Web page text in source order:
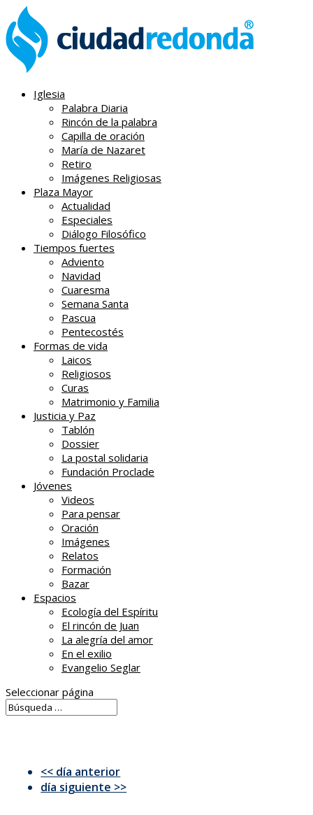
Iglesia
Palabra Diaria
Rincón de la palabra
Capilla de oración
María de Nazaret
Retiro
Imágenes Religiosas
Plaza Mayor
Actualidad
Especiales
Diálogo Filosófico
Tiempos fuertes
Adviento
Navidad
Cuaresma
Semana Santa
Pascua
Pentecostés
Formas de vida
Laicos
Religiosos
Curas
Matrimonio y Familia
Justicia y Paz
Tablón
Dossier
La postal solidaria
Fundación Proclade
Jóvenes
Videos
Para pensar
Oración
Imágenes
Relatos
Formación
Bazar
Espacios
Ecología del Espíritu
El rincón de Juan
La alegría del amor
En el exilio
Evangelio Seglar
Seleccionar página
<< día anterior
día siguiente >>